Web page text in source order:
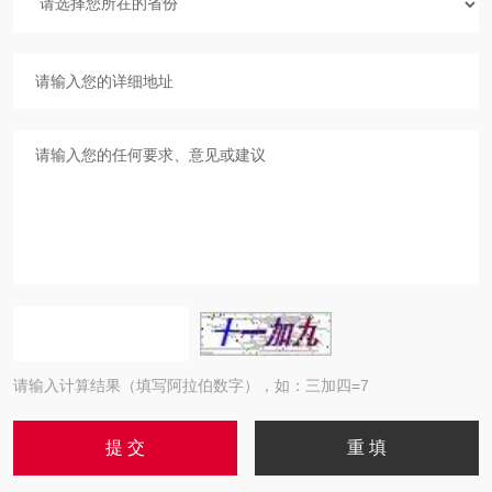
请输入计算结果（填写阿拉伯数字），如：三加四=7